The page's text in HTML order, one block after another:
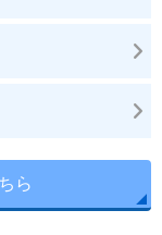
ら